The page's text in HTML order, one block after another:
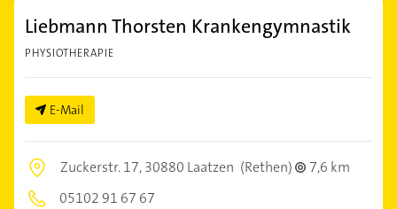
Liebmann Thorsten Krankengymnastik
PHYSIOTHERAPIE
E-Mail
Zuckerstr. 17,30880 Laatzen (Rethen)
7,6 km
05102 91 67 67